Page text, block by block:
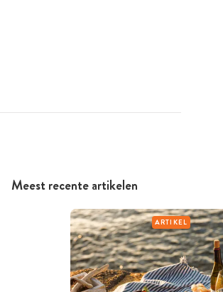
Meest recente artikelen
ARTIKEL